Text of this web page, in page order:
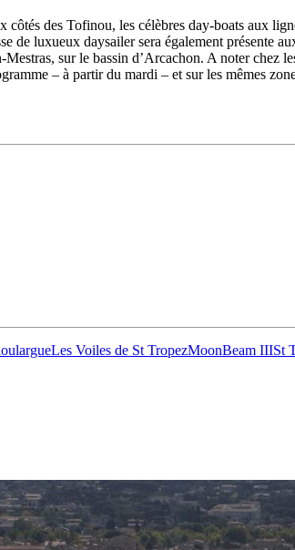
28Fév
ARKEA
Un an
côtés des Tofinou, les célèbres day-boats aux
de luxueux daysailer sera également présente
sur le bassin d’Arcachon. A noter
– à partir du mardi – et sur les mêmes
Les Voiles de St TropezMoonBeam IIISt